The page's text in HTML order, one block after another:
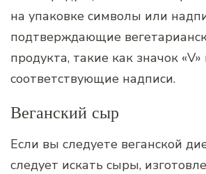
на упаковке символы или
подтверждающие
продукта, такие как значок «V»
соответствующие надписи.
Веганский сыр
Если вы следуете веганской
следует искать сыры,